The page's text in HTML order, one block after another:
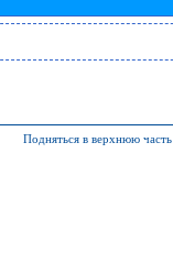
Подняться в верхнюю часть